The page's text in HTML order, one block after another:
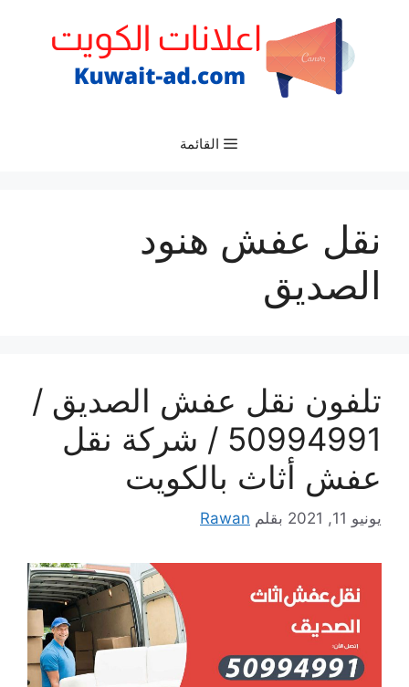
القائمة
نقل عفش هنود
الصديق
تلفون نقل عفش الصديق /
50994991 / شركة نقل
عفش أثاث بالكويت
يونيو 11, 2021 بقلم Rawan